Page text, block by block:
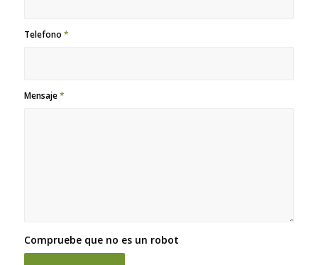
Telefono *
Mensaje*
Compruebe que no es un robot